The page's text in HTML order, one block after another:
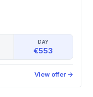
DAY
€553
View offer →